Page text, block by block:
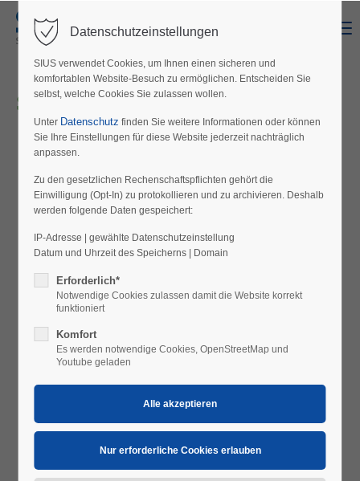
Login
Benutzername
Passwort
Anmelden
Support
Lorem ipsum dolor sit amet:
24h/ 365days
So finden Sie uns
Das Laden von OpenStreetMap wurde nicht
erlaubt. Bitte ändern Sie dieDatenschutz-
Datenschutzeinstellungen
SIUS verwendet Cookies, um Ihnen einen sicheren und
komfortablen Website-Besuch zu ermöglichen. Entscheiden Sie
selbst, welche Cookies Sie zulassen wollen.
Unter Datenschutz finden Sie weitere Informationen oder können
Sie Ihre Einstellungen für diese Website jederzeit nachträglich
anpassen.
Zu den gesetzlichen Rechenschaftspflichten gehört die
Einwilligung (Opt-In) zu protokollieren und zu archivieren. Deshalb
werden folgende Daten gespeichert:
IP-Adresse | gewählte Datenschutzeinstellung
Datum und Uhrzeit des Speicherns | Domain
Erforderlich*
Notwendige Cookies zulassen damit die Website korrekt
funktioniert
Komfort
Es werden notwendige Cookies, OpenStreetMap und
Youtube geladen